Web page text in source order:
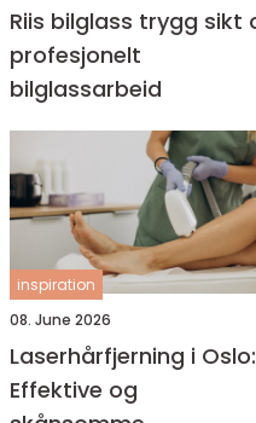
Riis bilglass trygg sikt og
profesjonelt
bilglassarbeid
inspiration
08. June 2026
Laserhårfjerning i Oslo:
Effektive og